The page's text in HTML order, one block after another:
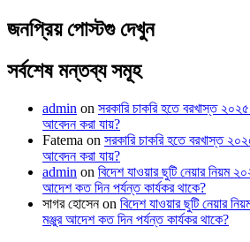
জনপ্রিয় পোস্টগু দেখুন
সর্বশেষ মন্তব্য সমূহ
admin on সরকারি চাকরি হতে বরখাস্ত
আবেদন করা যায়?
Fatema on সরকারি চাকরি হতে বরখাস্ত
আবেদন করা যায়?
admin on বিদেশ যাওয়ার ছুটি নেয়ার নিয়ম
আদেশ কত দিন পর্যন্ত কার্যকর থাকে?
সাগর হোসেনon বিদেশ যাওয়ার ছুটি নেয়ার
মঞ্জুর আদেশ কত দিন পর্যন্ত কার্যকর থাকে?